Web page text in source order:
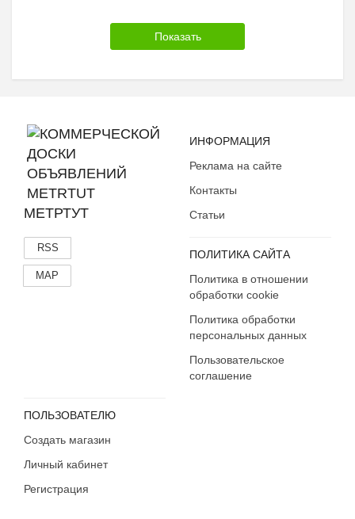
МЕТРТУТ
RSS
MAP
ИНФОРМАЦИЯ
Реклама на сайте
Контакты
Статьи
ПОЛИТИКА САЙТА
Политика в отношении
обработки cookie
Политика обработки
персональных данных
Пользовательское
соглашение
ПОЛЬЗОВАТЕЛЮ
Создать магазин
Личный кабинет
Регистрация